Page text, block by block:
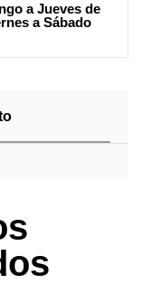
a Jueves de
a Sábado